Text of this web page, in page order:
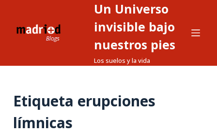
Un Universo
invisible bajo
nuestros pies
Los suelos y la vida
Etiqueta erupciones
límnicas